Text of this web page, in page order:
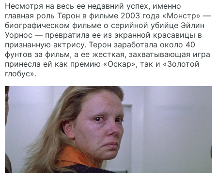
Несмотря на весь ее недавний успех, именно
главная роль Терон в фильме 2003 года «Монстр» —
биографическом фильме о серийной убийце Эйлин
Уорнос — превратила ее из экранной красавицы в
признанную актрису. Терон заработала около 40
фунтов за фильм, а ее жесткая, захватывающая игра
принесла ей как премию «Оскар», так и «Золотой
глобус».